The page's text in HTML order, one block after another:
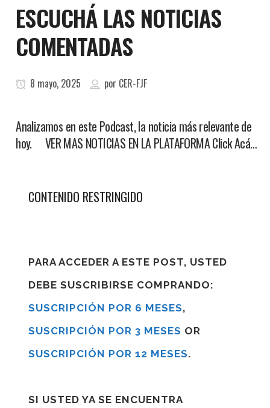
ESCUCHÁ LAS NOTICIAS
COMENTADAS
8 mayo, 2025 por CER-FJF
Analizamos en este Podcast, la noticia más relevante de
hoy. VER MAS NOTICIAS EN LA PLATAFORMA Click Acá…
CONTENIDO RESTRINGIDO
PARA ACCEDER A ESTE POST, USTED
DEBE SUSCRIBIRSE COMPRANDO:
SUSCRIPCIÓN POR 6 MESES,
SUSCRIPCIÓN POR 3 MESES OR
SUSCRIPCIÓN POR 12 MESES.
SI USTED YA SE ENCUENTRA